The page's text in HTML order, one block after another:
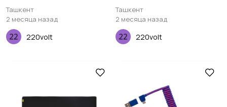
Keychron Gateron Silent,
Red, 110 pcs
Ташкент
2 месяца назад
220volt
Deskmat
Ташкент
2 месяца назад
220volt